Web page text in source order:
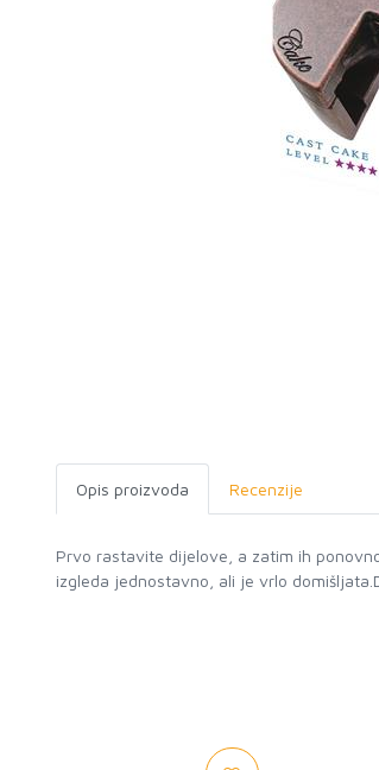
Opis proizvoda Recenzije
Prvo rastavite dijelove, a zatim ih
izgleda jednostavno, ali je vrlo